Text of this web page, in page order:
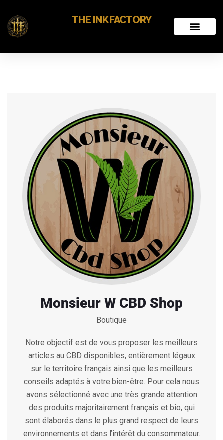
THE INK FACTORY
Monsieur W CBD Shop
Boutique
Notre objectif est de vous proposer les meilleurs
articles au CBD disponibles, entièrement légaux
sur le territoire français ainsi que les meilleurs
conseils adaptés à votre bien-être. Pour cela nous
avons sélectionné avec une très grande attention
des produits majoritairement français et bio, qui
sont élaborés dans le plus grand respect de leurs
environnements et dans l’intérêt du consommateur.